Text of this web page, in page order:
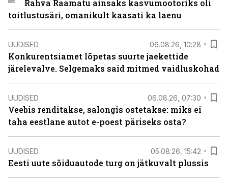
Rahva Raamatu ainsaks kasvumootoriks oli
toitlustusäri, omanikult kaasati ka laenu
UUDISED 06.08.26, 10:28
Konkurentsiamet lõpetas suurte jaekettide
järelevalve. Selgemaks said mitmed vaidluskohad
UUDISED 06.08.26, 07:30
Veebis renditakse, salongis ostetakse: miks ei
taha eestlane autot e-poest päriseks osta?
UUDISED 05.08.26, 15:42
Eesti uute sõiduautode turg on jätkuvalt plussis